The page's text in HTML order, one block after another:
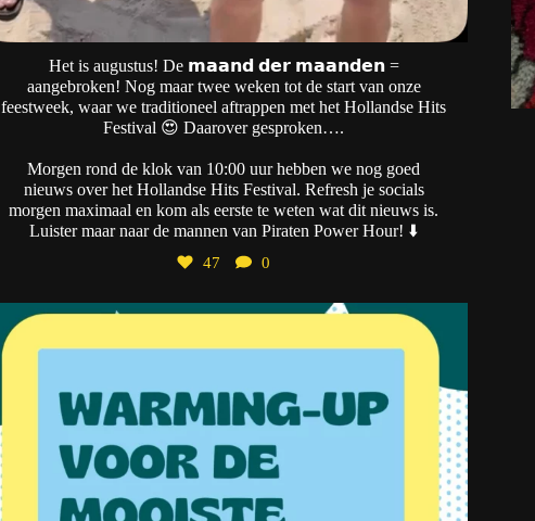
Het is augustus! De 𝗺𝗮𝗮𝗻𝗱 𝗱𝗲𝗿 𝗺𝗮𝗮𝗻𝗱𝗲𝗻 =
aangebroken! Nog maar twee weken tot de start van onze
feestweek, waar we traditioneel aftrappen met het Hollandse Hits
Festival 😍 Daarover gesproken….
Morgen rond de klok van 10:00 uur hebben we nog goed
nieuws over het Hollandse Hits Festival. Refresh je socials
morgen maximaal en kom als eerste te weten wat dit nieuws is.
Luister maar naar de mannen van Piraten Power Hour! ⬇️
47 0
desmidse